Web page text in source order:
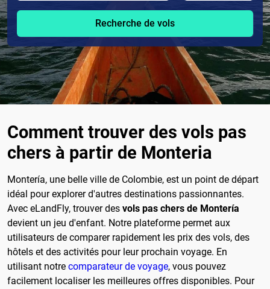
Recherche de vols
Comment trouver des vols pas
chers à partir de Monteria
Montería, une belle ville de Colombie, est un point de départ
idéal pour explorer d'autres destinations passionnantes.
Avec eLandFly, trouver des vols pas chers de Montería
devient un jeu d'enfant. Notre plateforme permet aux
utilisateurs de comparer rapidement les prix des vols, des
hôtels et des activités pour leur prochain voyage. En
utilisant notre comparateur de voyage, vous pouvez
facilement localiser les meilleures offres disponibles. Pour